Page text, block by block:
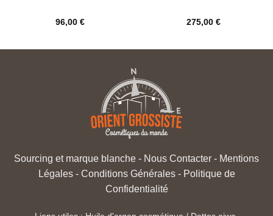
96,00 € 275,00 €
Sourcing et marque blanche - Nous Contacter - Mentions
Légales- Conditions Générales- Politique de
Confidentialité